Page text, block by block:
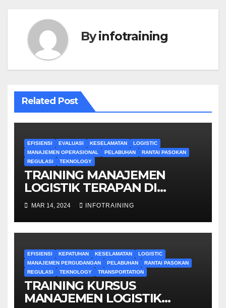
Byinfotraining
Related Post
EFISIENSI EVALUASI KESELAMATAN
LOGISTIC
MANAJEMEN OPERASIONAL
PELABUHAN
RANTAI PASOKAN
REGULASI
TEKNOLOGY
TRAINING MANAJEMEN
LOGISTIK TERAPAN DI
KAWASAN PELABUHAN
MAR 14, 2024 INFOTRAINING
EFISIENSI KEPATUHAN KESELAMATAN
LOGISTIC
MANAJEMEN PERGUDANGAN
PELABUHAN
RANTAI PASOKAN
REGULASI
TEKNOLOGY TRANSPORTATION
TRAINING KURSUS
MANAJEMEN LOGISTIK